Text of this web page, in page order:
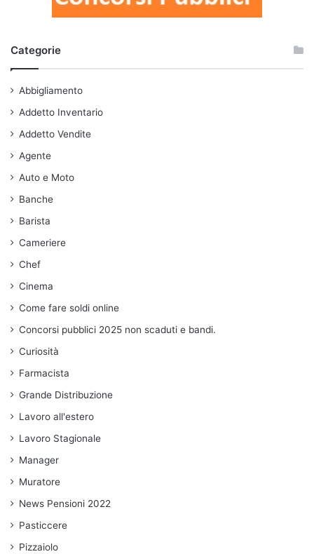
Categorie
Abbigliamento
Addetto Inventario
Addetto Vendite
Agente
Auto e Moto
Banche
Barista
Cameriere
Chef
Cinema
Come fare soldi online
Concorsi pubblici 2025 non scaduti e bandi.
Curiosità
Farmacista
Grande Distribuzione
Lavoro all'estero
Lavoro Stagionale
Manager
Muratore
News Pensioni 2022
Pasticcere
Pizzaiolo